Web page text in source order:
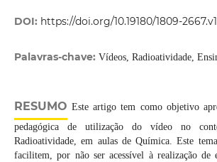
DOI: https://doi.org/10.19180/1809-
Palavras-chave: Vídeos, Radioatividade,
RESUMO Este artigo tem como objetivo
pedagógica de utilização do vídeo no
Radioatividade, em aulas de Química. Este
facilitem, por não ser acessível à realização de